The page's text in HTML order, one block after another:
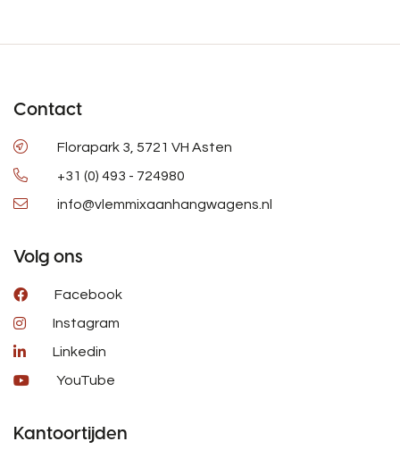
Contact
Florapark 3, 5721 VH Asten
+31 (0) 493 - 724980
info@vlemmixaanhangwagens.nl
Volg ons
Facebook
Instagram
Linkedin
YouTube
Kantoortijden